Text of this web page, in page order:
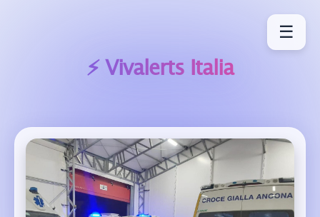
☰
⚡ Vivalerts Italia